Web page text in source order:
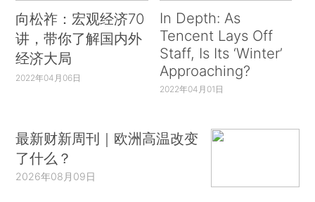
向松祚：宏观经济70
讲，带你了解国内外
经济大局
2022年04月06日
In Depth: As
Tencent Lays Off
Staff, Is Its ‘Winter’
Approaching?
2022年04月01日
最新财新周刊｜欧洲高温改变
了什么？
2026年08月09日